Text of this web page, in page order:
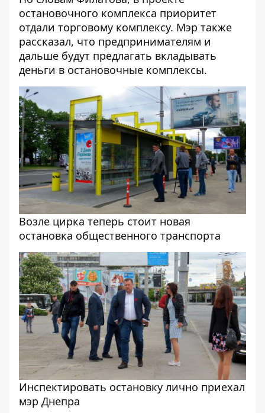
остановочного комплекса приоритет
отдали торговому комплексу. Мэр также
рассказал, что предпринимателям и
дальше будут предлагать вкладывать
деньги в остановочные комплексы.
Возле цирка теперь стоит новая
остановка общественного транспорта
Инспектировать остановку лично приехал
мэр Днепра